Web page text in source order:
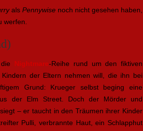
als Pennywisenoch nicht gesehen haben,
werfen.
Nightmare-Reihe rund um den fiktiven
Kindern der Eltern nehmen will, die ihn bei
Grund: Krueger selbst beging eine
der Elm Street. Doch der Mörder und
– er taucht in den Träumen ihrer Kinder
Pulli, verbrannte Haut, ein Schlapphut